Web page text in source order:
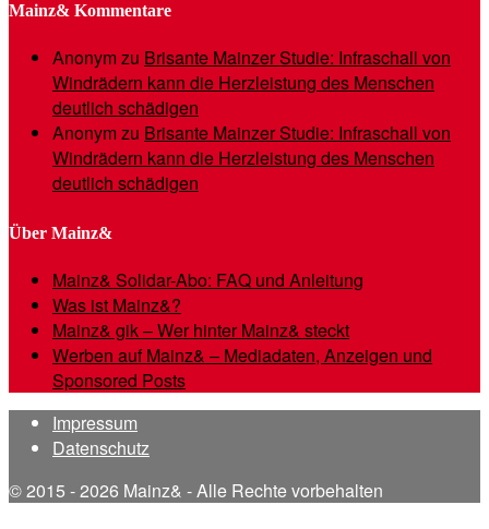
Mainz& Kommentare
Anonymzu Brisante Mainzer Studie: Infraschall von
Windrädern kann die Herzleistung des Menschen
deutlich schädigen
Anonymzu Brisante Mainzer Studie: Infraschall von
Windrädern kann die Herzleistung des Menschen
deutlich schädigen
Über Mainz&
Mainz& Solidar-Abo: FAQ und Anleitung
Was ist Mainz&?
Mainz& gik – Wer hinter Mainz& steckt
Werben auf Mainz& – Mediadaten, Anzeigen und
Sponsored Posts
Impressum
Datenschutz
© 2015 - 2026 Mainz& - Alle Rechte vorbehalten